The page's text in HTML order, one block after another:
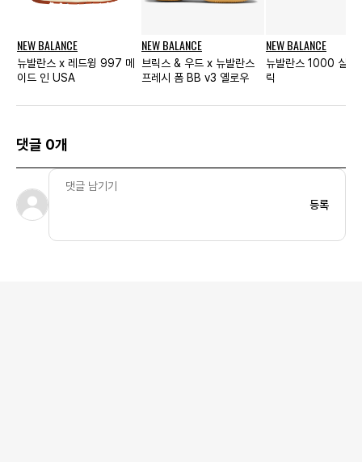
NEW BALANCE
뉴발란스 x 레드윙 997 메
이드 인 USA
NEW BALANCE
브릭스 & 우드 x 뉴발란스
프레시 폼 BB v3 옐로우
NEW BALANCE
뉴발란스 1000 실버
릭
댓글 0개
등록